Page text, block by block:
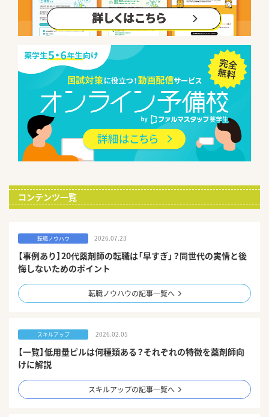
コンテンツ一覧
転職ノウハウ 2026.07.23
【事例あり】20代薬剤師の転職は「早すぎ」？同世代の実情と後
悔しないためのポイント
転職ノウハウの記事一覧へ
スキルアップ 2026.02.05
【一覧】低用量ピルは何種類ある？それぞれの特徴を薬剤師向
けに解説
スキルアップの記事一覧へ